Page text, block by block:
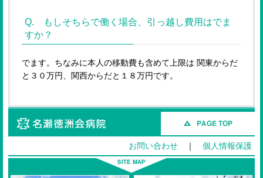
Q. もしそちらで働く場合、引っ越し費用はでま
すか？
でます。ちなみに本人の移動費も含めて上限は 関東からだ
と３０万円、関西からだと１８万円です。
お問い合わせ ｜個人情報保護